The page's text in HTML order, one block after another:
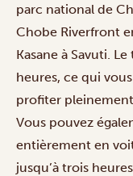
parc national de
Chobe Riverfront
Kasane à Savuti.
heures, ce qui
profiter pleinement
Vous pouvez
entièrement en
jusqu’à trois